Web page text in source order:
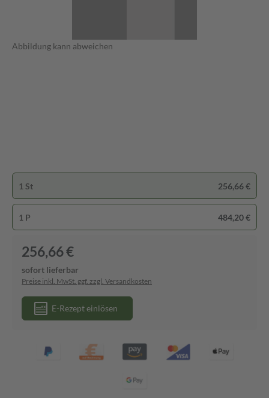
Abbildung kann abweichen
1 St 256,66 €
1 P 484,20 €
256,66 €
sofort lieferbar
Preise inkl. MwSt. ggf. zzgl. Versandkosten
E-Rezept einlösen